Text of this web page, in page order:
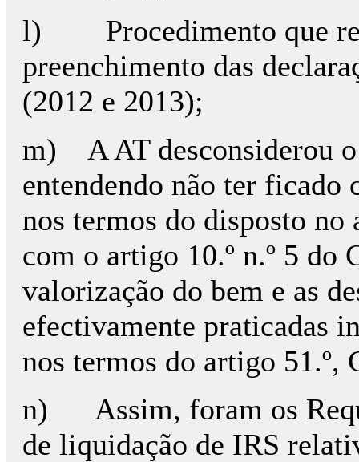
l) Procedimento que
preenchimento das
(2012 e 2013);
m) A AT desconsiderou
entendendo não ter
nos termos do disposto
com o artigo 10.º n.º 5 do
valorização do bem e as
efectivamente praticadas
nos termos do artigo 51.º,
n) Assim, foram os
de liquidação de IRS